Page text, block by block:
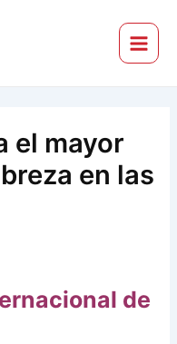
Menu
el mayor
en las
de